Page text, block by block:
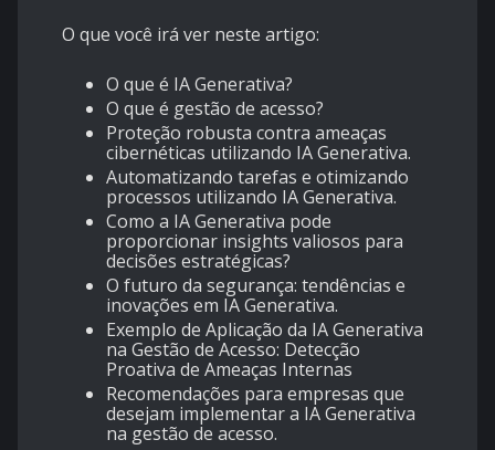
O que você irá ver neste artigo:
O que é IA Generativa?
O que é gestão de acesso?
Proteção robusta contra ameaças
cibernéticas utilizando IA Generativa.
Automatizando tarefas e otimizando
processos utilizando IA Generativa.
Como a IA Generativa pode
proporcionar insights valiosos para
decisões estratégicas?
O futuro da segurança: tendências e
inovações em IA Generativa.
Exemplo de Aplicação da IA Generativa
na Gestão de Acesso: Detecção
Proativa de Ameaças Internas
Recomendações para empresas que
desejam implementar a IA Generativa
na gestão de acesso.